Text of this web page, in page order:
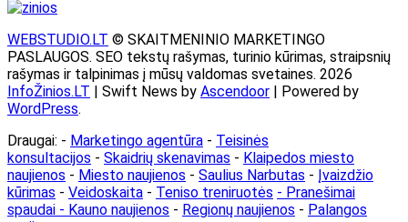
WEBSTUDIO.LT © SKAITMENINIO MARKETINGO
PASLAUGOS. SEO tekstų rašymas, turinio kūrimas, straipsnių
rašymas ir talpinimas į mūsų valdomas svetaines. 2026
InfoŽinios.LT | Swift News by Ascendoor | Powered by
WordPress.
Draugai: - Marketingo agentūra - Teisinės
konsultacijos - Skaidrių skenavimas - Klaipedos miesto
naujienos - Miesto naujienos - Saulius Narbutas - Įvaizdžio
kūrimas - Veidoskaita - Teniso treniruotės - Pranešimai
spaudai - Kauno naujienos - Regionų naujienos - Palangos